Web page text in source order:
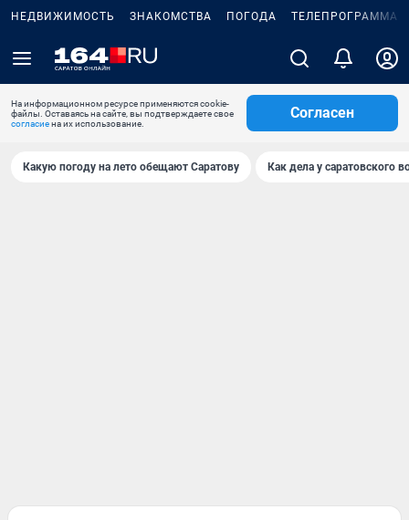
НЕДВИЖИМОСТЬ ЗНАКОМСТВА ПОГОДА ТЕЛЕПРОГРАММА
На информационном ресурсе применяются cookie-
файлы. Оставаясь на сайте, вы подтверждаете свое
согласиена их использование.
Согласен
Какую погоду на лето обещают Саратову Как дела у саратовского